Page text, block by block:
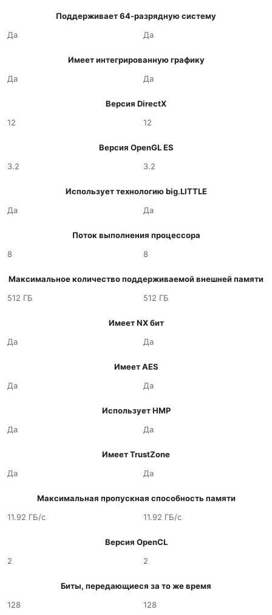
Поддерживает 64-разрядную систему
Да
Да
Имеет интегрированную графику
Да
Да
Версия DirectX
12
12
Версия OpenGL ES
3.2
3.2
Использует технологию big.LITTLE
Да
Да
Поток выполнения процессора
8
8
Максимальное количество поддерживаемой внешней памяти
512 ГБ
512 ГБ
Имеет NX бит
Да
Да
Имеет AES
Да
Да
Использует HMP
Да
Да
Имеет TrustZone
Да
Да
Максимальная пропускная способность памяти
11.92 ГБ/с
11.92 ГБ/с
Версия OpenCL
2
2
Биты, передающиеся за то же время
128
128